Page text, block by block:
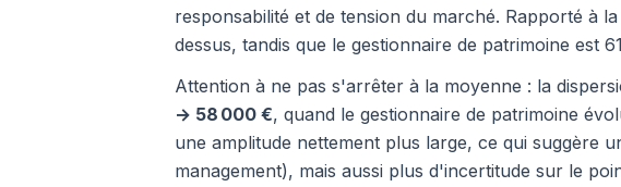
responsabilité et de tension du marché. Rapporté à
dessus, tandis que le gestionnaire de patrimoine est
Attention à ne pas s'arrêter à la moyenne : la
→ 58 000 €, quand le gestionnaire de patrimoine
une amplitude nettement plus large, ce qui suggère
management), mais aussi plus d'incertitude sur le